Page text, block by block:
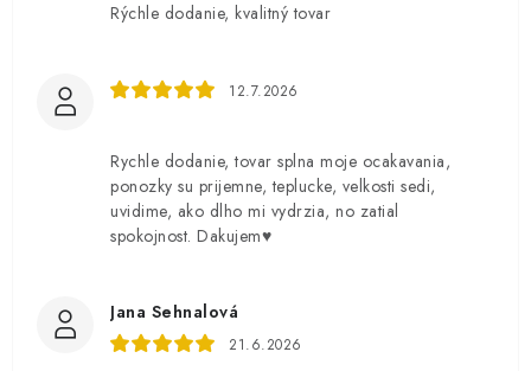
Rýchle dodanie, kvalitný tovar
12.7.2026
Rychle dodanie, tovar splna moje ocakavania,
ponozky su prijemne, teplucke, velkosti sedi,
uvidime, ako dlho mi vydrzia, no zatial
spokojnost. Dakujem♥️
Jana Sehnalová
21.6.2026